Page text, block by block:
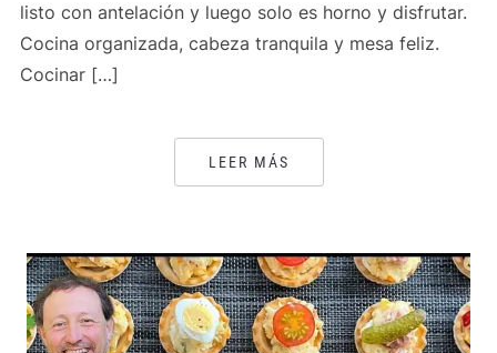
listo con antelación y luego solo es horno y disfrutar.
Cocina organizada, cabeza tranquila y mesa feliz.
Cocinar […]
LEER MÁS